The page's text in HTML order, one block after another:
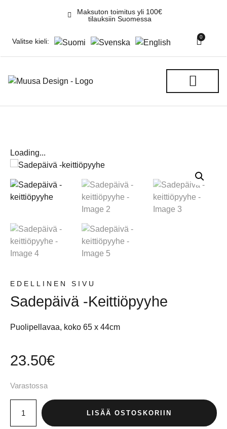
Maksuton toimitus yli 100€
tilauksiin Suomessa
Valitse kieli:
0
Loading...
EDELLINEN SIVU
Sadepäivä -keittiöpyyhe
Puolipellavaa, koko 65 x 44cm
23.50€
Varastossa
LISÄÄ OSTOSKORIIN